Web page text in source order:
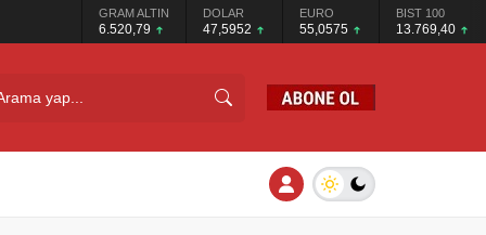
GRAM ALTIN
6.520,79
DOLAR
47,5952
EURO
55,0575
BIST 100
13.769,40